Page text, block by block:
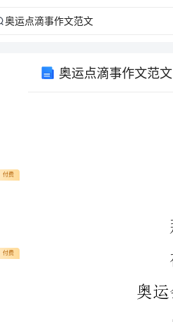
付费
付费
奥运点滴事作文范文